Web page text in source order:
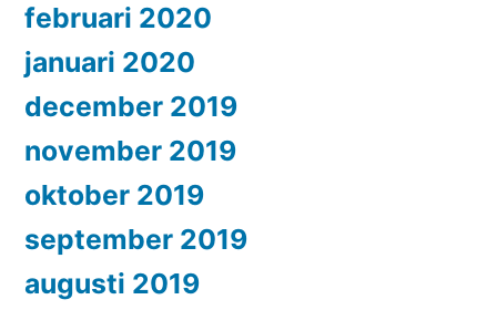
februari 2020
januari 2020
december 2019
november 2019
oktober 2019
september 2019
augusti 2019